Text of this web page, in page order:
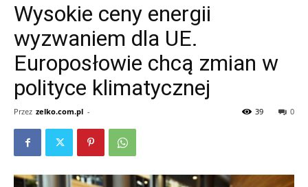
Wysokie ceny energii
wyzwaniem dla UE.
Europosłowie chcą zmian w
polityce klimatycznej
Przez zelko.com.pl - 0
39